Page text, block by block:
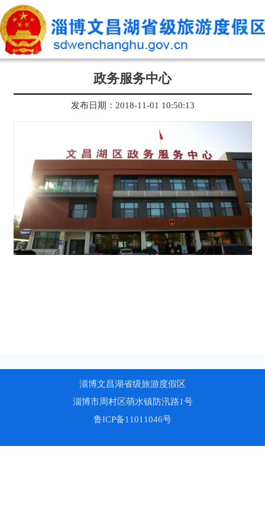
政务服务中心
发布日期：2018-11-01 10:50:13
淄博文昌湖省级旅游度假区
淄博市周村区萌水镇防汛路1号
鲁ICP备11011046号